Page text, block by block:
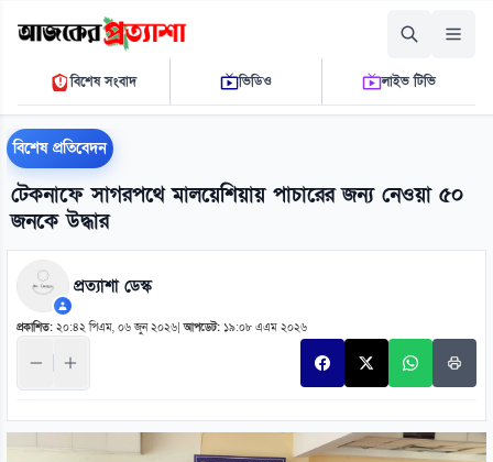
শুক্রবার, ০৭ আগস্ট ২০২৬
০৯ ৫৫ ১৩ এ.এম.THE DAILY AJKER PROTTASHA
বিশেষ সংবাদ ভিডিও লাইভ টিভি
বিশেষ প্রতিবেদন
টেকনাফে সাগরপথে মালয়েশিয়ায় পাচারের জন্য নেওয়া ৫০
জনকে উদ্ধার
প্রত্যাশা ডেস্ক
প্রকাশিত: ২০:৪২ পিএম, ০৬ জুন ২০২৬ |আপডেট: ১৯:০৮ এএম ২০২৬